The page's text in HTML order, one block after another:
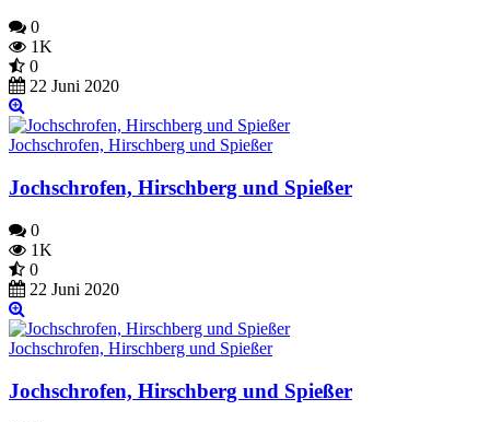
0
1K
0
22 Juni 2020
Jochschrofen, Hirschberg und Spießer
Jochschrofen, Hirschberg und Spießer
0
1K
0
22 Juni 2020
Jochschrofen, Hirschberg und Spießer
Jochschrofen, Hirschberg und Spießer